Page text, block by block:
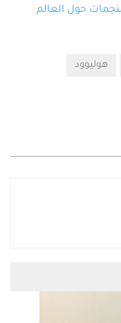
حول العالم
هوليوود